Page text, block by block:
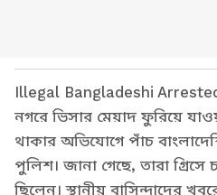
Illegal Bangladeshi Arrested
নগরে ভিসার মেয়াদ ফুরিয়ে
থাকার অভিযোগে পাঁচ
পুলিশ। জানা গেছে, তারা
ছিলেন। স্থানীয় বাসিন্দাদের